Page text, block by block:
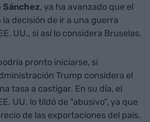
Sánchez, ya ha avanzado que el
decisión de ir a una guerra
UU., si así lo considera Bruselas.
pronto iniciarse, si
Trump considera el
tasa a castigar. En su día, el
UU. lo tildó de "abusivo", ya que
de las exportaciones del país.